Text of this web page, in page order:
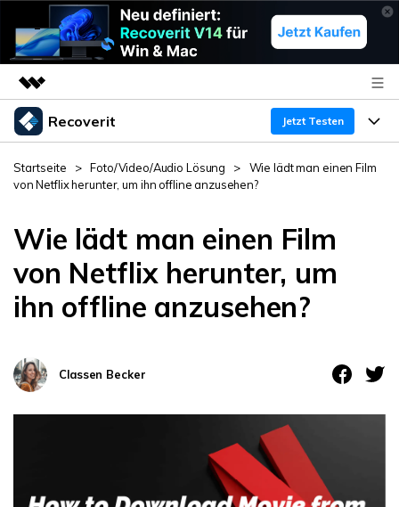
Top-Produkte
Dienstprogramme
Business
Lösungen
Shop
Recoverit Jetzt Testen
Produkte
Recoverit für Windows
Kostenlos Testen
Recoverit für Mac
Kostenlos Testen
Wiederherstellung von Laufwerken
Gel?schte Medien wiederherstellen
Dokumente wiederherstellen
Warum Recoverit
Kundengeschichten
Startseite > Foto/Video/Audio Lösung >
Wie lädt man einen Film
von Netflix herunter, um ihn offline anzusehen?
Wie lädt man einen Film
von Netflix herunter, um
ihn offline anzusehen?
Classen Becker